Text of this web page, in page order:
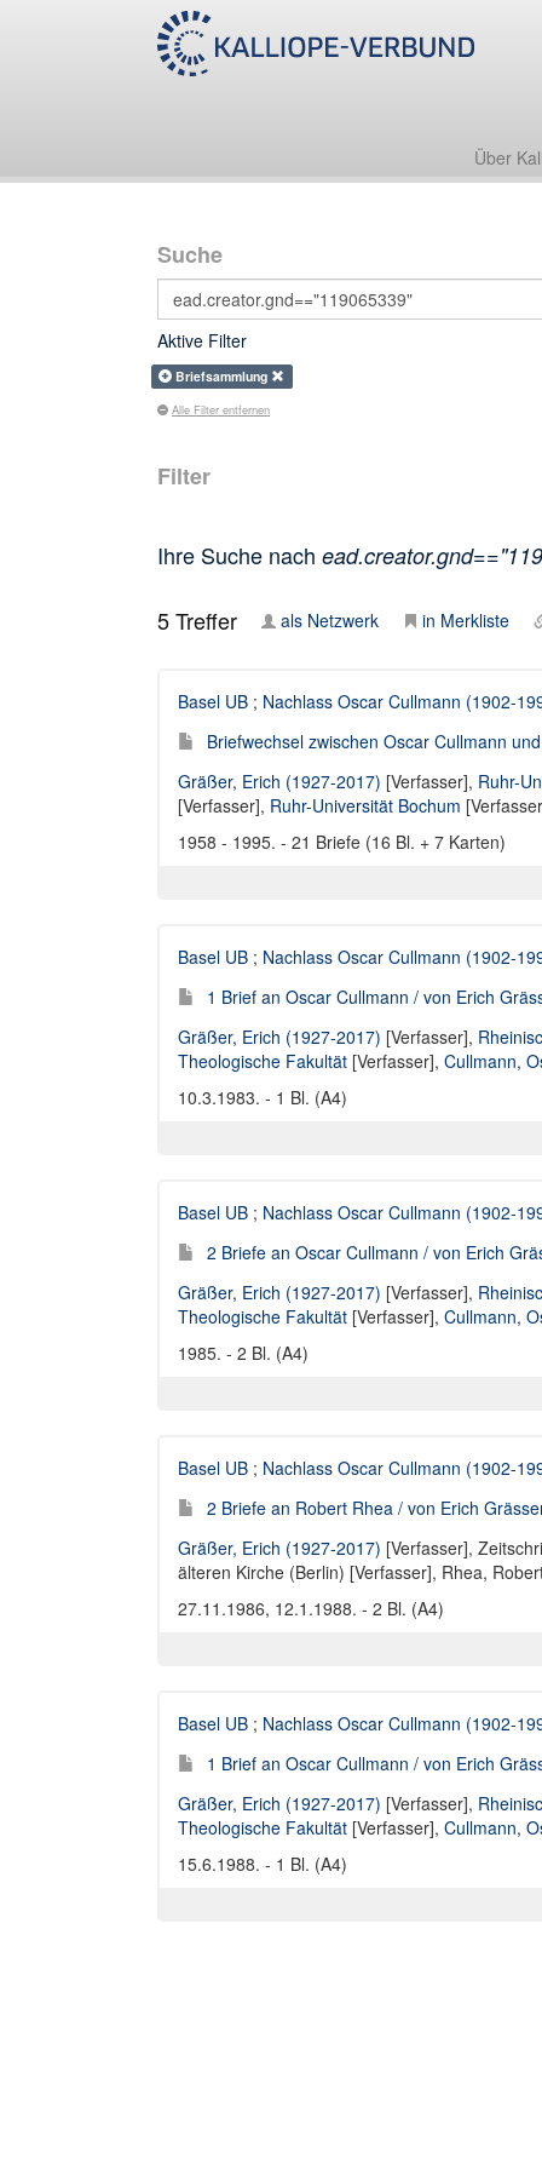
Über
Suche
Aktive Filter
Briefsammlung
Alle Filter entfernen
Filter
Ihre Suche nach
5Treffer als Netzwerk in Merkliste
Basel UB ; Nachlass Oscar Cullmann (1902-
Briefwechsel zwischen Oscar Cullmann
Gräßer, Erich (1927-2017) [Verfasser], Ruhr-
[Verfasser], Ruhr-Universität Bochum
1958 - 1995. - 21 Briefe (16 Bl. + 7 Karten)
Basel UB ; Nachlass Oscar Cullmann (1902-
1 Brief an Oscar Cullmann / von Erich
Gräßer, Erich (1927-2017) [Verfasser],
Theologische Fakultät [Verfasser], Cullmann,
10.3.1983. - 1 Bl. (A4)
Basel UB ; Nachlass Oscar Cullmann (1902-
2 Briefe an Oscar Cullmann / von Erich
Gräßer, Erich (1927-2017) [Verfasser],
Theologische Fakultät [Verfasser], Cullmann,
1985. - 2 Bl. (A4)
Basel UB ; Nachlass Oscar Cullmann (1902-
2 Briefe an Robert Rhea / von Erich
Gräßer, Erich (1927-2017) [Verfasser],
älteren Kirche (Berlin) [Verfasser], Rhea,
27.11.1986, 12.1.1988. - 2 Bl. (A4)
Basel UB ; Nachlass Oscar Cullmann (1902-
1 Brief an Oscar Cullmann / von Erich
Gräßer, Erich (1927-2017) [Verfasser],
Theologische Fakultät [Verfasser], Cullmann,
15.6.1988. - 1 Bl. (A4)